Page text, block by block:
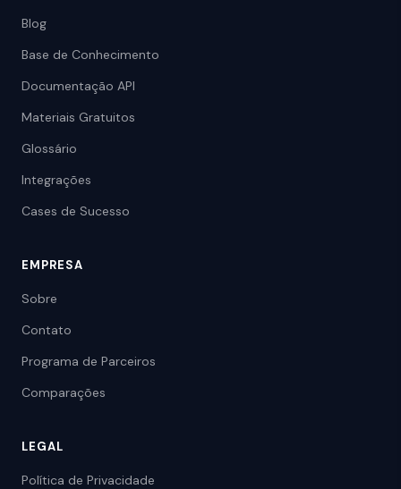
Blog
Base de Conhecimento
Documentação API
Materiais Gratuitos
Glossário
Integrações
Cases de Sucesso
EMPRESA
Sobre
Contato
Programa de Parceiros
Comparações
LEGAL
Política de Privacidade